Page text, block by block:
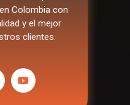
Colombia con
y el mejor
clientes.